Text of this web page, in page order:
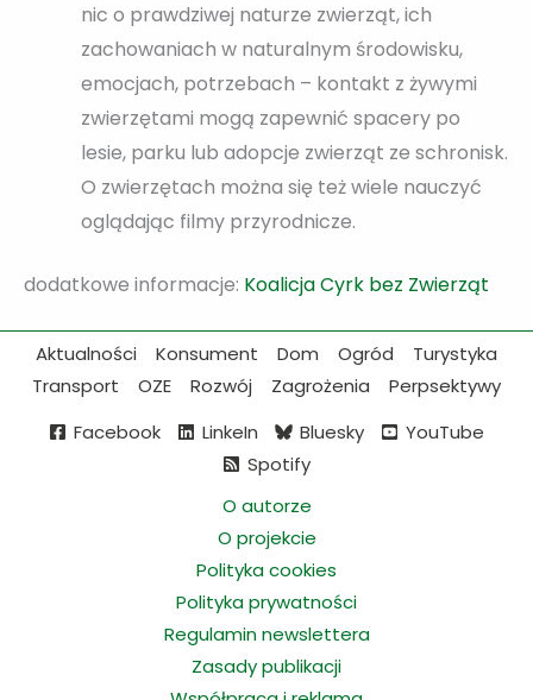
nic o prawdziwej naturze zwierząt, ich
zachowaniach w naturalnym środowisku,
emocjach, potrzebach – kontakt z żywymi
zwierzętami mogą zapewnić spacery po
lesie, parku lub adopcje zwierząt ze schronisk.
O zwierzętach można się też wiele nauczyć
oglądając filmy przyrodnicze.
dodatkowe informacje: Koalicja Cyrk bez Zwierząt
Aktualności Konsument Dom Ogród
Turystyka
Transport
OZE Rozwój Zagrożenia
Perpsektywy
Facebook
LinkeIn Bluesky
YouTube
Spotify
O autorze
O projekcie
Polityka cookies
Polityka prywatności
Regulamin newslettera
Zasady publikacji